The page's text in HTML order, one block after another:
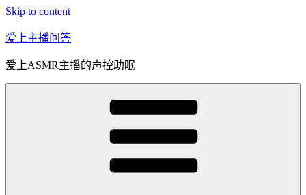
Skip to content
爱上主播问答
爱上ASMR主播的声控助眠